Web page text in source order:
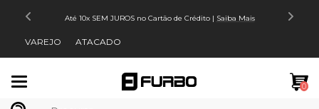
Até 10x SEM JUROS no Cartão de Crédito | Saiba Mais
VAREJO ATACADO
0